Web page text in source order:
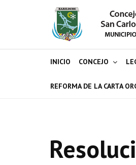
INICIO CONCEJO
REFORMA DE LA CARTA